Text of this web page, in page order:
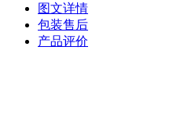
图文详情
包装售后
产品评价